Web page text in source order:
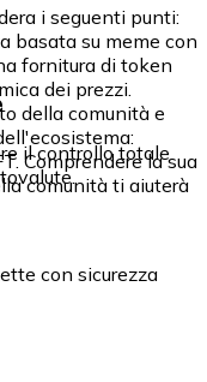
i seguenti punti:
basata su meme con
fornitura di token
dei prezzi.
della comunità e
Comprendere la sua
comunità ti aiuterà
il controllo totale
con sicurezza